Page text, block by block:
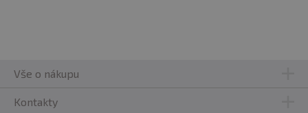
Vše o nákupu
Kontakty